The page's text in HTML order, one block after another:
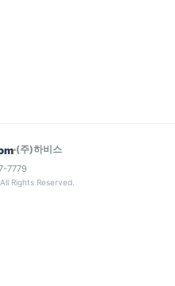
(주)하비스
7779
Rights Reserved.